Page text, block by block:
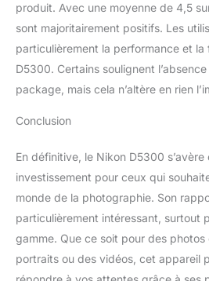
produit. Avec une moyenne de 4,5
sont majoritairement positifs. Les
particulièrement la performance et la
D5300. Certains soulignent
package, mais cela n’altère en rien
Conclusion
En définitive, le Nikon D5300
investissement pour ceux qui
monde de la photographie. Son
particulièrement intéressant, surtout
gamme. Que ce soit pour des
portraits ou des vidéos, cet appareil